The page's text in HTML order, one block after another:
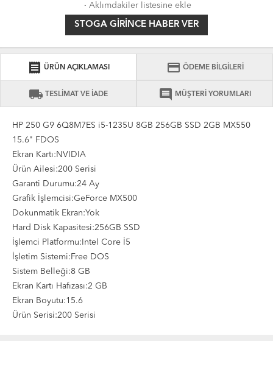
· Aklımdakiler listesine ekle
STOGA GIRINCE HABER VER
receipt ÜRÜN AÇIKLAMASI credit_card ÖDEME BİLGİLERİ
local_shipping TESLİMAT VE İADE comment MÜŞTERİ YORUMLARI
HP 250 G9 6Q8M7ES i5-1235U 8GB 256GB SSD 2GB MX550
15.6" FDOS
Ekran Kartı:NVIDIA
Ürün Ailesi:200 Serisi
Garanti Durumu:24 Ay
Grafik İşlemcisi:GeForce MX500
Dokunmatik Ekran:Yok
Hard Disk Kapasitesi:256GB SSD
İşlemci Platformu:Intel Core İ5
İşletim Sistemi:Free DOS
Sistem Belleği:8 GB
Ekran Kartı Hafızası:2 GB
Ekran Boyutu:15.6
Ürün Serisi:200 Serisi